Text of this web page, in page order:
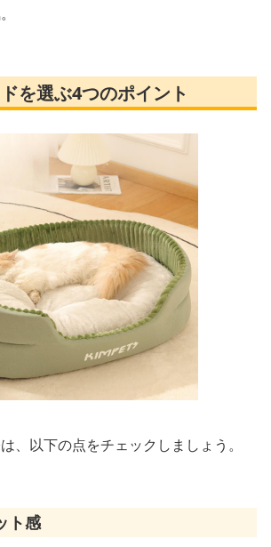
を選ぶ4つのポイント
、以下の点をチェックしましょう。
ト感